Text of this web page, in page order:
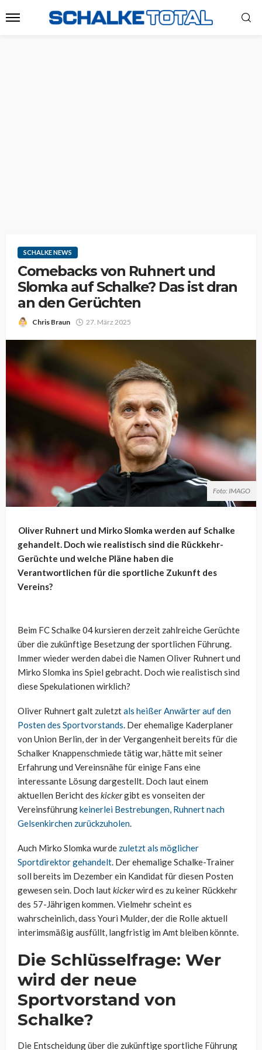
SCHALKE NEWS
Comebacks von Ruhnert und
Slomka auf Schalke? Das ist dran
an den Gerüchten
Chris Braun 27. März 2025
Foto: IMAGO
Oliver Ruhnert und Mirko Slomka werden auf Schalke
gehandelt. Doch wie realistisch sind die Rückkehr-
Gerüchte und welche Pläne haben die
Verantwortlichen für die sportliche Zukunft des
Vereins?
Beim FC Schalke 04 kursieren derzeit zahlreiche Gerüchte
über die zukünftige Besetzung der sportlichen Führung.
Immer wieder werden dabei die Namen Oliver Ruhnert und
Mirko Slomka ins Spiel gebracht. Doch wie realistisch sind
diese Spekulationen wirklich?
Oliver Ruhnert galt zuletztals heißer Anwärter auf den
Posten des Sportvorstands. Der ehemalige Kaderplaner
von Union Berlin, der in der Vergangenheit bereits für die
Schalker Knappenschmiede tätig war, hätte mit seiner
Erfahrung und Vereinsnähe für einige Fans eine
interessante Lösung dargestellt. Doch laut einem
aktuellen Bericht des kickergibt es vonseiten der
Vereinsführungkeinerlei Bestrebungen, Ruhnert nach
Gelsenkirchen zurückzuholen.
Auch Mirko Slomka wurde zuletzt als möglicher
Sportdirektor gehandelt. Der ehemalige Schalke-Trainer
soll bereits im Dezember ein Kandidat für diesen Posten
gewesen sein. Doch lautkickerwird es zu keiner Rückkehr
des 57-Jährigen kommen. Vielmehr scheint es
wahrscheinlich, dass Youri Mulder, der die Rolle aktuell
interimsmäßig ausfüllt, langfristig im Amt bleiben könnte.
Die Schlüsselfrage: Wer
wird der neue
Sportvorstand von
Schalke?
Die Entscheidung über die zukünftige sportliche Führung